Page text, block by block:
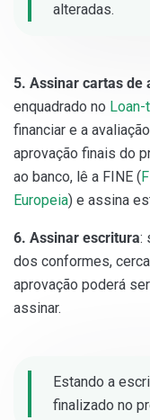
alteradas.
5. Assinar cartas de
enquadrado no
financiar e a
aprovação finais do
ao banco, lê a FINE (
Europeia) e assina
6. Assinar escritura:
dos conformes,
aprovação poderá ser
assinar.
Estando a
finalizado no